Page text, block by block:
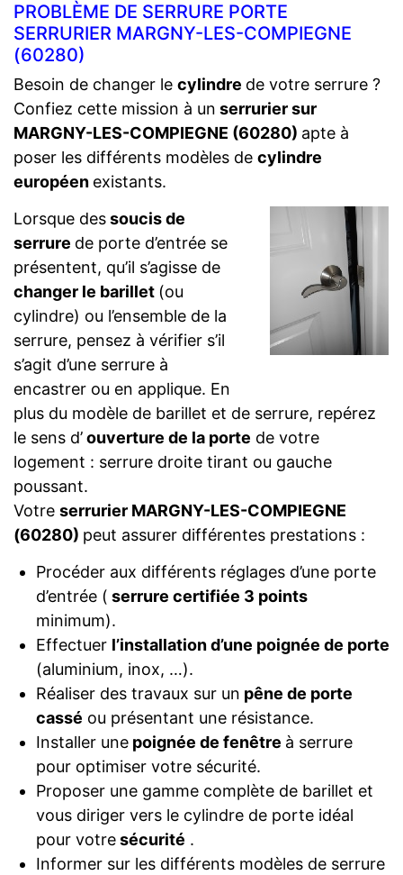
PROBLÈME DE SERRURE PORTE
SERRURIER MARGNY-LES-COMPIEGNE
(60280)
Besoin de changer le cylindre de votre serrure ?
Confiez cette mission à un serrurier sur
MARGNY-LES-COMPIEGNE (60280) apte à
poser les différents modèles de cylindre
européen existants.
Lorsque dessoucis de
serrure de porte d’entrée se
présentent, qu’il s’agisse de
changer le barillet (ou
cylindre) ou l’ensemble de la
serrure, pensez à vérifier s’il
s’agit d’une serrure à
encastrer ou en applique. En
plus du modèle de barillet et de serrure, repérez
le sens d’ouverture de la porte de votre
logement : serrure droite tirant ou gauche
poussant.
Votre serrurier MARGNY-LES-COMPIEGNE
(60280) peut assurer différentes prestations :
Procéder aux différents réglages d’une porte
d’entrée ( serrure certifiée 3 points
minimum).
Effectuer l’installation d’une poignée de porte
(aluminium, inox, …).
Réaliser des travaux sur un pêne de porte
cassé ou présentant une résistance.
Installer unepoignée de fenêtre à serrure
pour optimiser votre sécurité.
Proposer une gamme complète de barillet et
vous diriger vers le cylindre de porte idéal
pour votresécurité .
Informer sur les différents modèles de serrure